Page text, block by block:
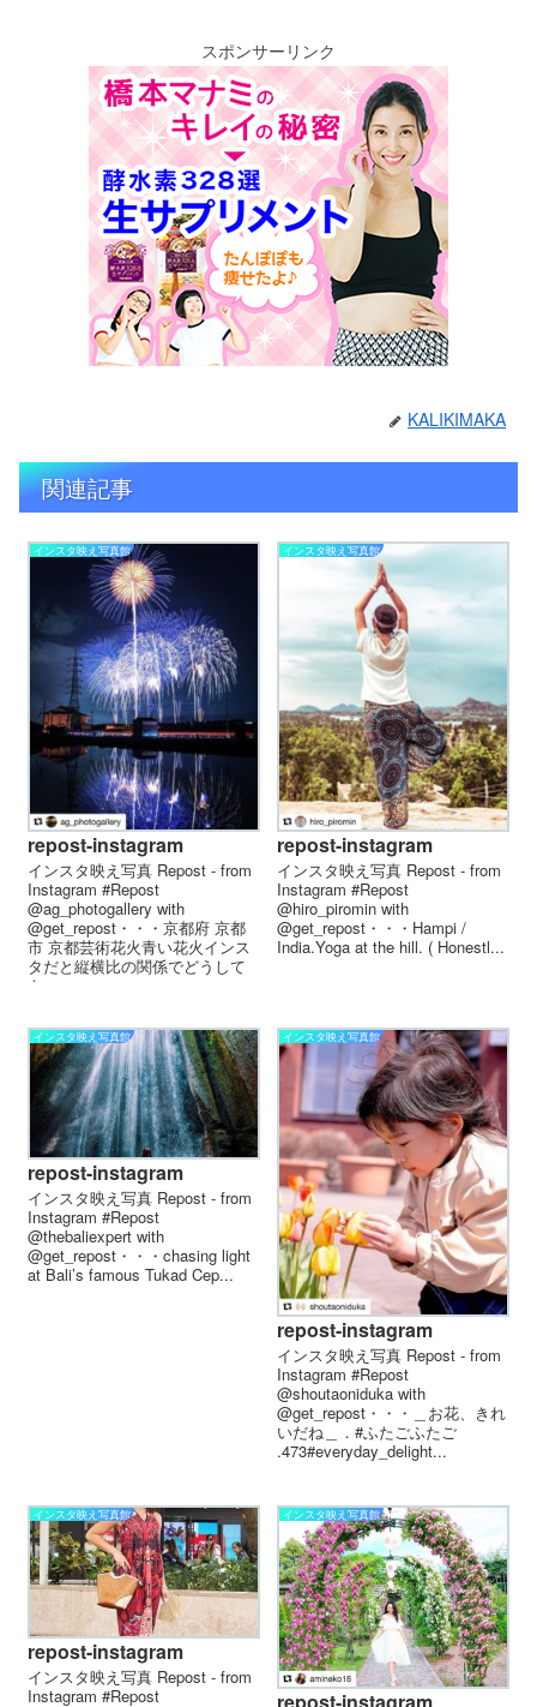
スポンサーリンク
KALIKIMAKA
関連記事
インスタ映え写真館
repost-instagram
インスタ映え写真 Repost - from
Instagram #Repost
@ag_photogallery with
@get_repost・・・京都府 京都
市 京都芸術花火︎青い花火︎インス
タだと縦横比の関係でどうして
も...
インスタ映え写真館
repost-instagram
インスタ映え写真 Repost - from
Instagram #Repost
@hiro_piromin with
@get_repost・・・Hampi /
India.Yoga at the hill. ( Honestl...
インスタ映え写真館
repost-instagram
インスタ映え写真 Repost - from
Instagram #Repost
@thebaliexpert with
@get_repost・・・chasing light
at Bali’s famous Tukad Cep...
インスタ映え写真館
repost-instagram
インスタ映え写真 Repost - from
Instagram #Repost
@shoutaoniduka with
@get_repost・・・＿お花、きれ
いだね＿．#ふたごふたご
.473#everyday_delight...
インスタ映え写真館
repost-instagram
インスタ映え写真 Repost - from
Instagram #Repost
インスタ映え写真館
repost-instagram